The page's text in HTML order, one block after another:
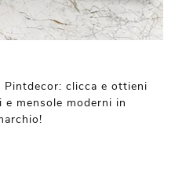
Pintdecor: clicca e ottieni
mensole moderni in